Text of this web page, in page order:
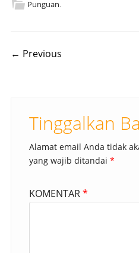
Punguan.
Post
← Previous
Tinggalkan
Alamat email Anda tidak
yang wajib ditandai *
KOMENTAR*